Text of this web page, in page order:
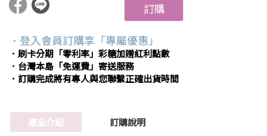
訂購
．登入會員訂購享「專屬優惠」
．刷卡分期「零利率」彩糖加贈紅利點數
．台灣本島「免運費」寄送服務
．訂購完成將有專人與您聯繫正確出貨時間
產品介紹 訂購說明